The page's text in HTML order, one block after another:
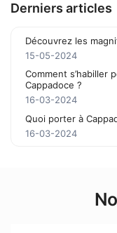
Derniers articles
Découvrez les
15-05-2024
Comment s’habiller
Cappadoce ?
16-03-2024
Quoi porter à
16-03-2024